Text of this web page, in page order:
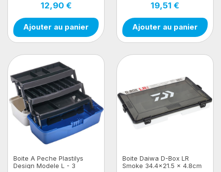
12,90 €
Ajouter au panier
19,51 €
Ajouter au panier
Boite A Peche Plastilys
Design Modele L - 3
Boite Daiwa D-Box LR
Smoke 34.4x21.5 x 4.8cm